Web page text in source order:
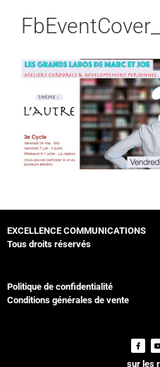
EXCELLENCE COMMUNICATIONS
Tous droits réservés
Politique de confidentialité
Conditions générales de vente
sur les